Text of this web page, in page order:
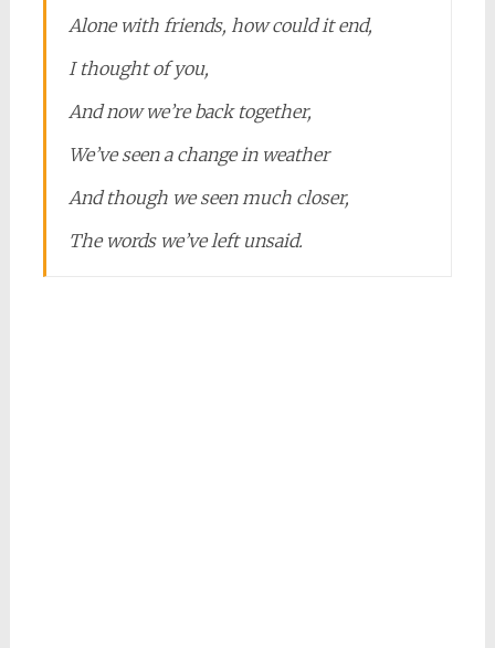
Alone with friends, how could it end,
I thought of you,
And now we’re back together,
We’ve seen a change in weather
And though we seen much closer,
The words we’ve left unsaid.